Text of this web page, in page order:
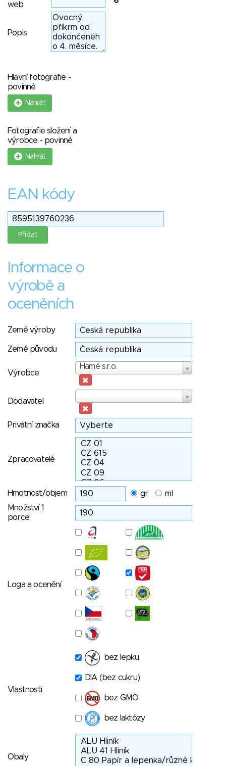
web
Popis
Hlavní fotografie -
povinné
Nahrát
Fotografie složení a
výrobce - povinné
Nahrát
EAN kódy
Informace o
výrobě a
oceněních
Země výroby
Země původu
Výrobce
Hamé s.r.o.
Výrobce
Dodavatel
Privátní značka
Zpracovatelé
Hmotnost/objem gr
ml
Množství 1
porce
Loga a ocenění
Vlastnosti
bez lepku
DIA (bez cukru)
bez GMO
bez laktózy
Obaly